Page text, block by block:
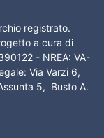
registrato.
a cura di
- NREA: VA-
Via Varzi 6,
5, Busto A.